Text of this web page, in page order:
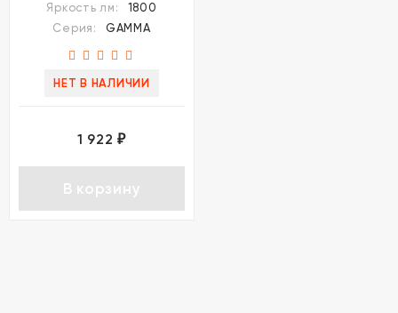
Яркость лм:
1800
Серия:
GAMMA
НЕТ В НАЛИЧИИ
1 922₽
В корзину